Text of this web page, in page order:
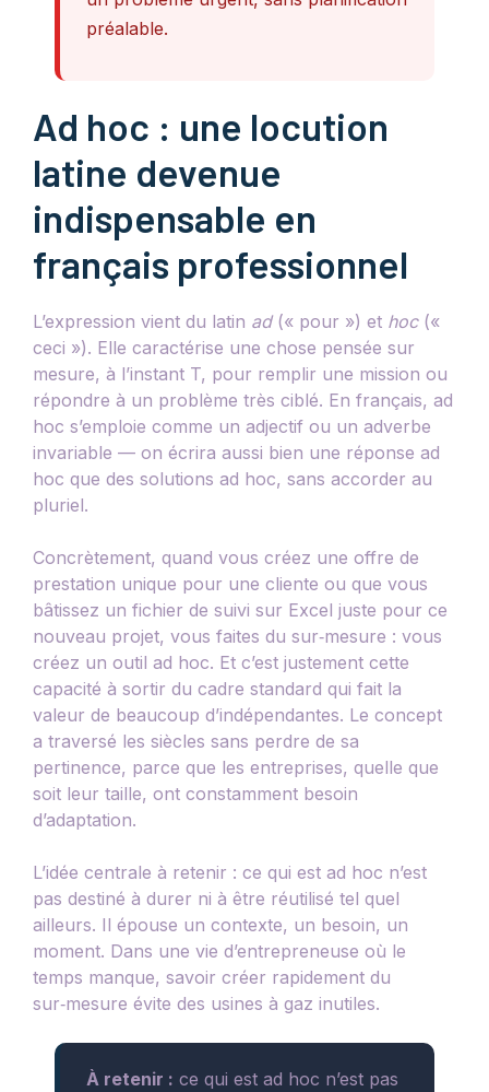
préalable.
Ad hoc : une locution
latine devenue
indispensable en
français professionnel
L’expression vient du latin ad(« pour ») et hoc(«
ceci »). Elle caractérise une chose pensée sur
mesure, à l’instant T, pour remplir une mission ou
répondre à un problème très ciblé. En français, ad
hoc s’emploie comme un adjectif ou un adverbe
invariable — on écrira aussi bien une réponse ad
hoc que des solutions ad hoc, sans accorder au
pluriel.
Concrètement, quand vous créez une offre de
prestation unique pour une cliente ou que vous
bâtissez un fichier de suivi sur Excel juste pour ce
nouveau projet, vous faites du sur‑mesure : vous
créez un outil ad hoc. Et c’est justement cette
capacité à sortir du cadre standard qui fait la
valeur de beaucoup d’indépendantes. Le concept
a traversé les siècles sans perdre de sa
pertinence, parce que les entreprises, quelle que
soit leur taille, ont constamment besoin
d’adaptation.
L’idée centrale à retenir : ce qui est ad hoc n’est
pas destiné à durer ni à être réutilisé tel quel
ailleurs. Il épouse un contexte, un besoin, un
moment. Dans une vie d’entrepreneuse où le
temps manque, savoir créer rapidement du
sur‑mesure évite des usines à gaz inutiles.
À retenir : ce qui est ad hoc n’est pas